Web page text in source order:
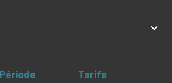
Période Tarifs